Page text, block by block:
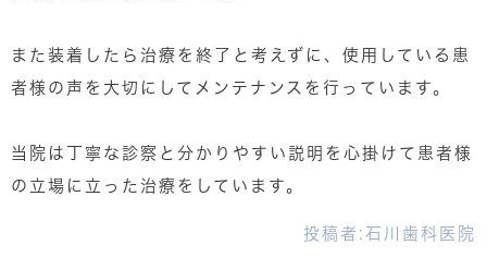
また装着したら治療を終了と考えずに、使用している患
者様の声を大切にしてメンテナンスを行っています。
当院は丁寧な診察と分かりやすい説明を心掛けて患者様
の立場に立った治療をしています。
投稿者: 石川歯科医院